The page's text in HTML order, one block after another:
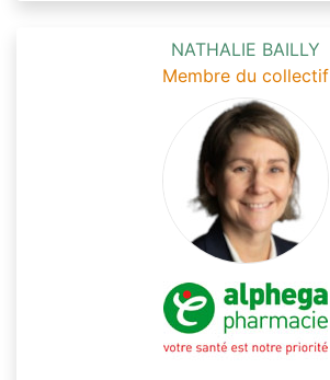
NATHALIE BAILLY
Membre du collectif